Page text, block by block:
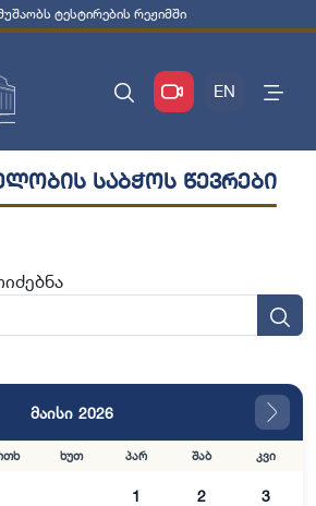
ტესტირების რეჟიმში
EN
საბჭოს წევრები
მაისი 2026
ხუთ პარ შაბ კვი
1 2 3